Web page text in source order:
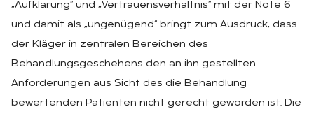
„Aufklärung“ und „Vertrauensverhältnis“ mit der Note 6
und damit als „ungenügend“ bringt zum Ausdruck, dass
der Kläger in zentralen Bereichen des
Behandlungsgeschehens den an ihn gestellten
Anforderungen aus Sicht des die Behandlung
bewertenden Patienten nicht gerecht geworden ist. Die